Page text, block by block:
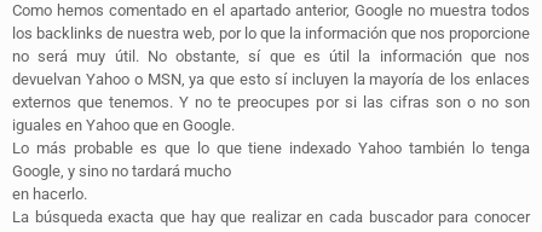
Como hemos comentado en el apartado anterior, Google no muestra todos
los backlinks de nuestra web, por lo que la información que nos proporcione
no será muy útil. No obstante, sí que es útil la información que nos
devuelvan Yahoo o MSN, ya que esto sí incluyen la mayoría de los enlaces
externos que tenemos. Y no te preocupes por si las cifras son o no son
iguales en Yahoo que en Google.
Lo más probable es que lo que tiene indexado Yahoo también lo tenga
Google, y sino no tardará mucho
en hacerlo.
La búsqueda exacta que hay que realizar en cada buscador para conocer